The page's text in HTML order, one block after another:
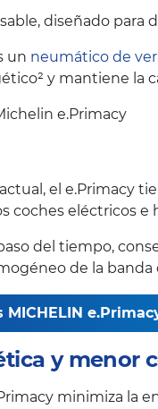
diseñado para
un neumático de
y mantiene la
e.Primacy
el e.Primacy
coches eléctricos e
del tiempo,
de la
MICHELIN
y menor
minimiza la